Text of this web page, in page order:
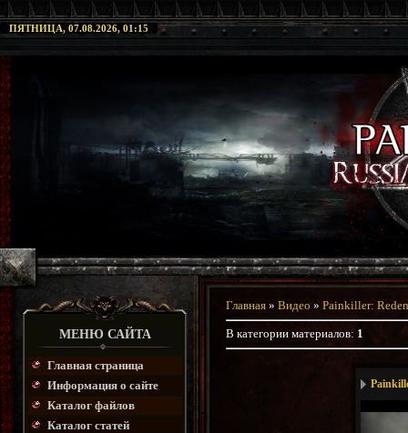
ПЯТНИЦА, 07.08.2026, 01:15
МЕНЮ САЙТА
Главная страница
Информация о сайте
Каталог файлов
Каталог статей
Главная » Видео » Painkiller:
В категории материалов: 1